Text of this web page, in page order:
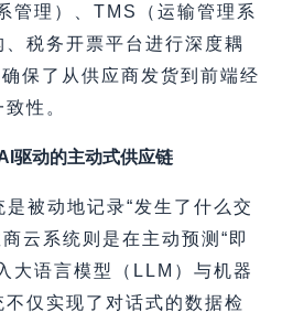
管理）、TMS（运输管理系
税务开票平台进行深度耦
保了从供应商发货到前端经
性。
驱动的主动式供应链
被动地记录“发生了什么交
云系统则是在主动预测“即
大语言模型（LLM）与机器
仅实现了对话式的数据检